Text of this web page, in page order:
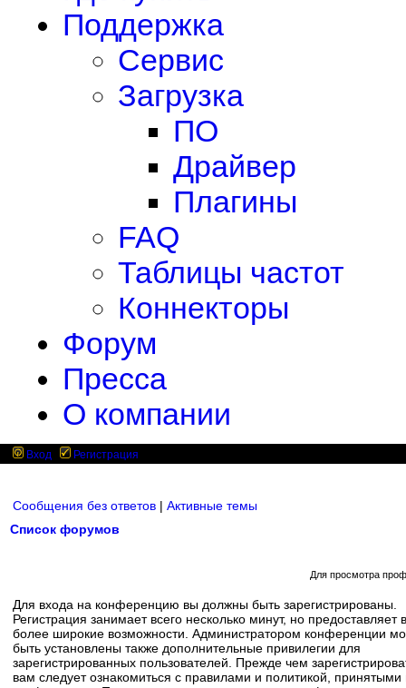
Поддержка
Сервис
Загрузка
ПО
Драйвер
Плагины
FAQ
Таблицы частот
Коннекторы
Форум
Пресса
О компании
Вход Регистрация
Сообщения без ответов | Активные темы
Список форумов
Для просмотра
Для входа на конференцию вы должны быть зарегистрированы.
Регистрация занимает всего несколько минут, но предоставляет
более широкие возможности. Администратором конференции
быть установлены также дополнительные привилегии для
зарегистрированных пользователей. Прежде чем
вам следует ознакомиться с правилами и политикой, принятыми